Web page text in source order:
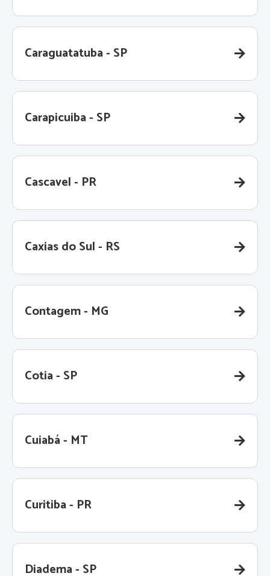
Caraguatatuba - SP
Carapicuiba - SP
Cascavel - PR
Caxias do Sul - RS
Contagem - MG
Cotia - SP
Cuiabá - MT
Curitiba - PR
Diadema - SP